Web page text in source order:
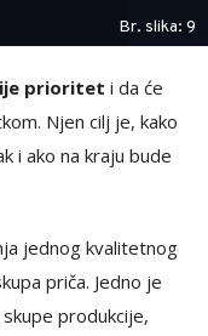
Br. slika: 9
prioritet i da će
Njen cilj je, kako
i ako na kraju bude
jednog kvalitetnog
priča. Jedno je
produkcije,